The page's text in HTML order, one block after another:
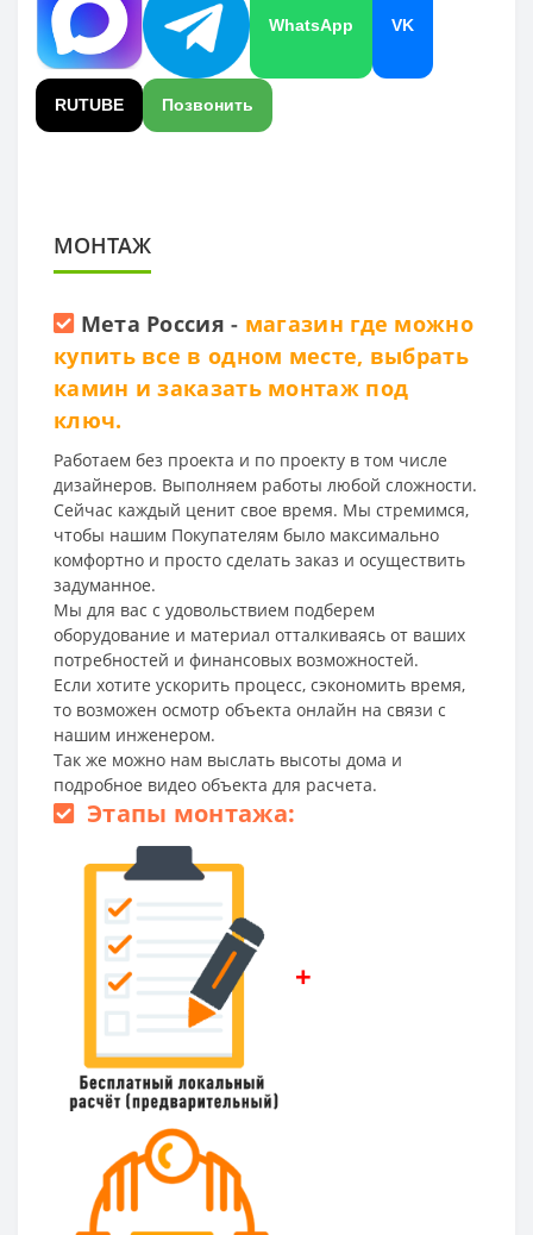
WhatsApp VK
RUTUBE Позвонить
МОНТАЖ
Мета Россия - магазин где можно
купить все в одном месте, выбрать
камин и заказать монтаж под
ключ.
Работаем без проекта и по проекту в том числе
дизайнеров. Выполняем работы любой сложности.
Сейчас каждый ценит свое время. Мы стремимся,
чтобы нашим Покупателям было максимально
комфортно и просто сделать заказ и осуществить
задуманное.
Мы для вас с удовольствием подберем
оборудование и материал отталкиваясь от ваших
потребностей и финансовых возможностей.
Если хотите ускорить процесс, сэкономить время,
то возможен осмотр объекта онлайн на связи с
нашим инженером.
Так же можно нам выслать высоты дома и
подробное видео объекта для расчета.
Этапы монтажа:
+